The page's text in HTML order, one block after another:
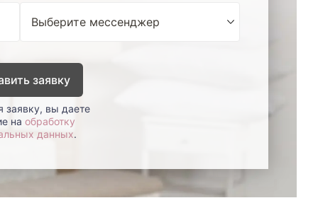
заявку
заявку, вы даете
на обработку
данных.